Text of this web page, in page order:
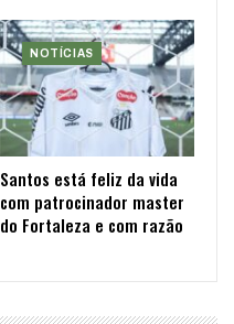
NOTÍCIAS
Santos está feliz da vida
com patrocinador master
do Fortaleza e com razão